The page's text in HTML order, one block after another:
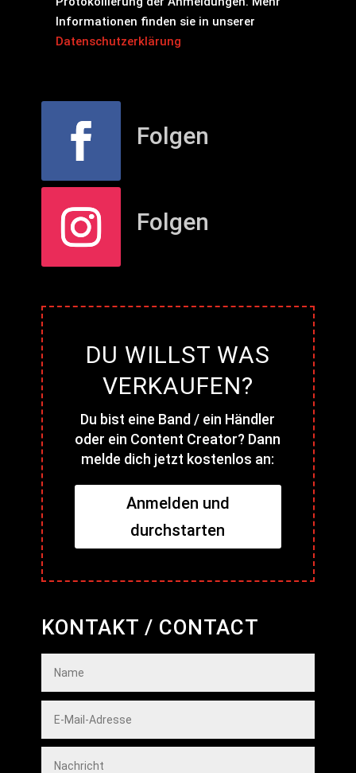
Informationen finden sie in unserer
Datenschutzerklärung
Folgen
Folgen
DU WILLST WAS
VERKAUFEN?
Du bist eine Band / ein Händler
oder ein Content Creator? Dann
melde dich jetzt kostenlos an:
Anmelden und
durchstarten
KONTAKT / CONTACT